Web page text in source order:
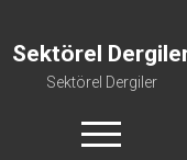
Sektörel
Sektörel Dergiler
menüyü
aç